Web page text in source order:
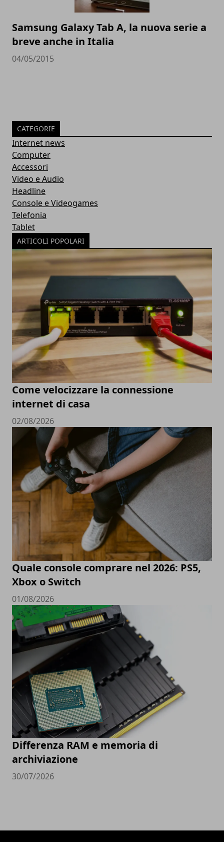
Samsung Galaxy Tab A, la nuova serie a
breve anche in Italia
04/05/2015
CATEGORIE
Internet news
Computer
Accessori
Video e Audio
Headline
Console e Videogames
Telefonia
Tablet
ARTICOLI POPOLARI
Come velocizzare la connessione
internet di casa
02/08/2026
Quale console comprare nel 2026: PS5,
Xbox o Switch
01/08/2026
Differenza RAM e memoria di
archiviazione
30/07/2026